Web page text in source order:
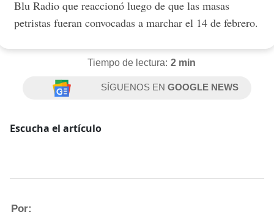
Blu Radio que reaccionó luego de que las masas
petristas fueran convocadas a marchar el 14 de febrero.
Tiempo de lectura: 2 min
SÍGUENOS ENGOOGLE NEWS
Escucha el artículo
Por: